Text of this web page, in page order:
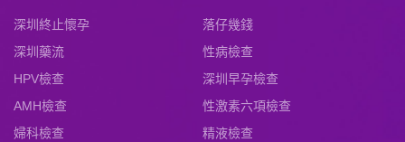
深圳終止懷孕
落仔幾錢
深圳藥流
性病檢查
HPV檢查
深圳早孕檢查
AMH檢查
性激素六項檢查
婦科檢查
精液檢查